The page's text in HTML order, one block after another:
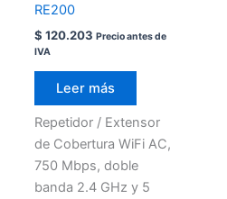
RE200
$ 120.203 Precio antes de
IVA
Leer más
Repetidor / Extensor
de Cobertura WiFi AC,
750 Mbps, doble
banda 2.4 GHz y 5